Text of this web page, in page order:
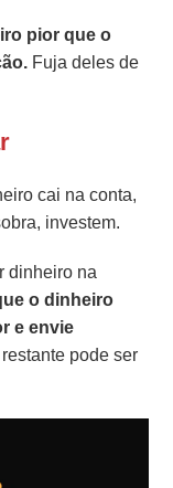
pior que o
Fuja deles de
cai na conta,
investem.
dinheiro na
o dinheiro
e envie
pode ser